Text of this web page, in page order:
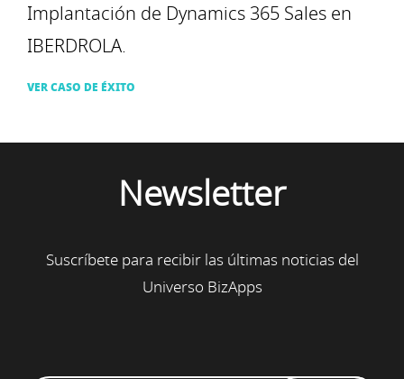
Implantación de Dynamics 365 Sales en
IBERDROLA.
VER CASO DE ÉXITO
Newsletter
Suscríbete para recibir las últimas noticias del
Universo BizApps